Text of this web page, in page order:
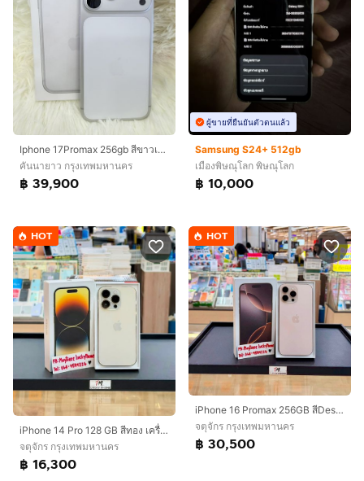
Iphone 17Promax 256gb สีขาวเครื่องสวย ยกกล่อง เดิมๆสุขภาพแบต 94%ประกันเหลือ 30/11/2569อุปกรณ์ สายชาร์จแท้ กล่องเดิมเลขตรงกล่องนัดรับได้ รามอินทรา83 กม8 กม9
คันนายาว กรุงเทพมหานคร
฿ 39,900
ผู้ขายที่ยืนยันตัวตนแล้ว
Samsung S24+ 512gb
เมืองพิษณุโลก พิษณุโลก
฿ 10,000
HOT
iPhone 14 Pro 128 GB สีทอง เครื่องสวยมาก
จตุจักร กรุงเทพมหานคร
฿ 16,300
HOT
iPhone 16 Promax 256GB สีDesert สวยมากๆ
จตุจักร กรุงเทพมหานคร
฿ 30,500